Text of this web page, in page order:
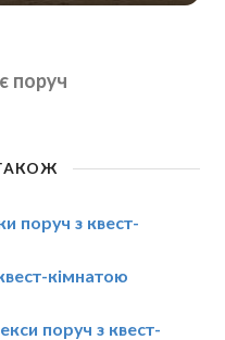
поруч
поруч з квест-
кімнатою
поруч з квест-